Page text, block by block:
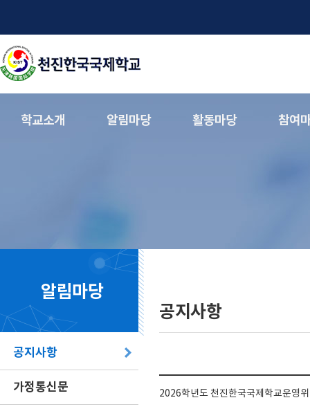
학교소개 알림마당 활동마당 참여
알림마당
공지사항
가정통신문
공지사항
2026학년도 천진한국국제학교운영